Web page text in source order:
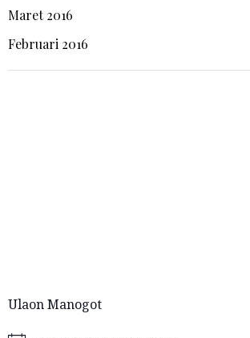
Maret 2016
Februari 2016
Ulaon Manogot